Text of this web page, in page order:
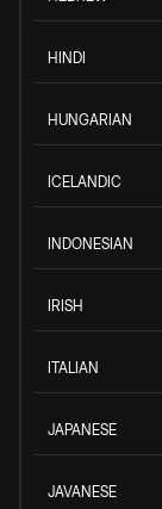
HINDI
HUNGARIAN
ICELANDIC
INDONESIAN
IRISH
ITALIAN
JAPANESE
JAVANESE